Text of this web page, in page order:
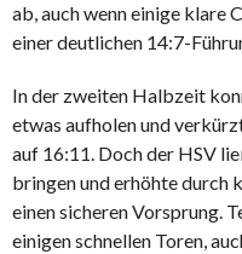
ab, auch wenn einige klare
einer deutlichen 14:7-
In der zweiten Halbzeit
etwas aufholen und
auf 16:11. Doch der HSV
bringen und erhöhte durch
einen sicheren Vorsprung.
einigen schnellen Toren,